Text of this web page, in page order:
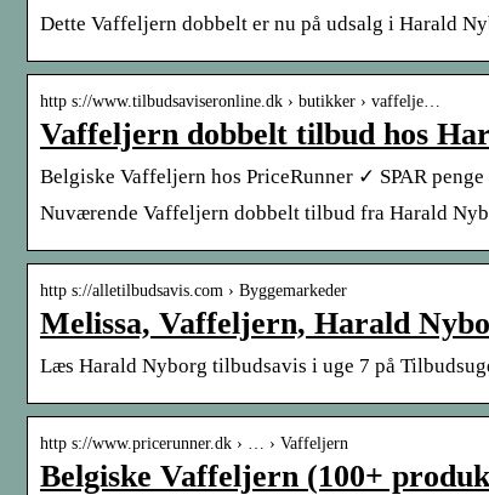
Dette Vaffeljern dobbelt er nu på udsalg i Harald
http s://www.tilbudsaviseronline.dk › butikker › vaffelje…
Vaffeljern dobbelt tilbud hos
Belgiske Vaffeljern hos PriceRunner ✓ SPAR
Nuværende Vaffeljern dobbelt tilbud fra Harald
http s://alletilbudsavis.com › Byggemarkeder
Melissa, Vaffeljern, Harald
Læs Harald Nyborg tilbudsavis i uge 7 på
http s://www.pricerunner.dk › … › Vaffeljern
Belgiske Vaffeljern (100+